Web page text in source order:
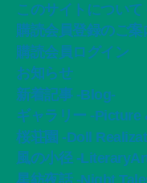
このサイトについ
購読会員登録のご案
購読会員ログイン
お知らせ
新着記事 -Blog-
ギャラリー -
桜荘園 -Doll
風の小径 -
星紡夜話 -Night